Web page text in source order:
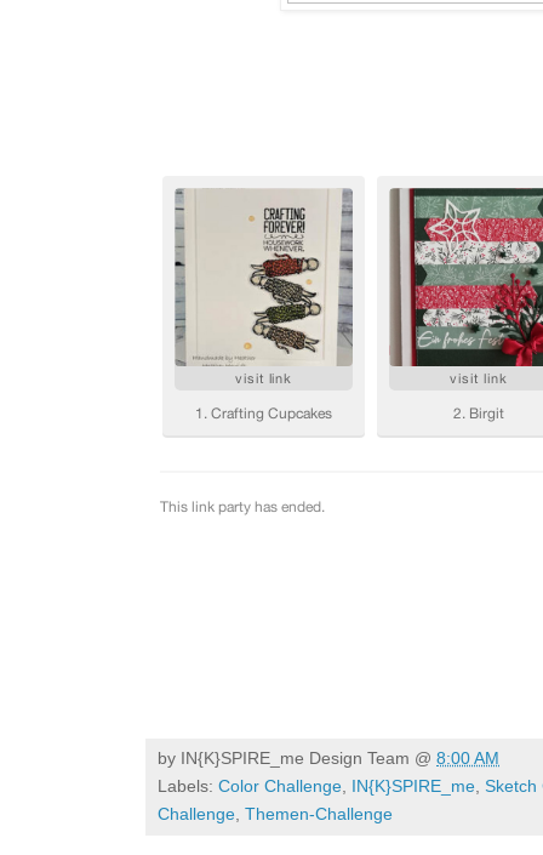
by IN{K}SPIRE_me Design Team @ 8:00 AM
Labels: Color Challenge IN{K}SPIRE_me Sketch
Challenge Themen-Challenge